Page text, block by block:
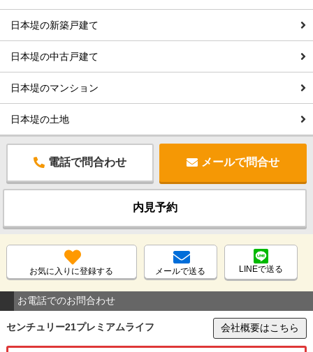
日本堤の新築戸建て
日本堤の中古戸建て
日本堤のマンション
日本堤の土地
電話で問合わせ メールで問合せ
内見予約
お気に入りに登録する メールで送る LINEで送る
お電話でのお問合わせ
センチュリー21プレミアムライフ 会社概要はこちら